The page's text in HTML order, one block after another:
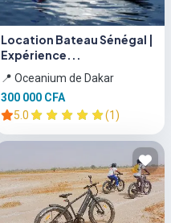
Location Bateau Sénégal |
Expérience...
📍 Oceanium de Dakar
300 000 CFA
5.0
(1)